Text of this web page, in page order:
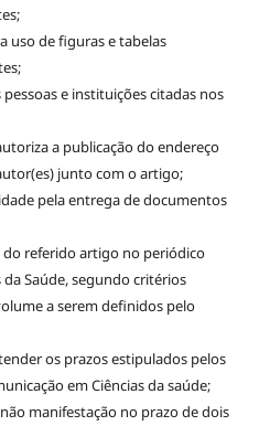
uso de figuras e tabelas
e instituições citadas nos
a publicação do endereço
junto com o artigo;
pela entrega de documentos
referido artigo no periódico
Saúde, segundo critérios
a serem definidos pelo
os prazos estipulados pelos
em Ciências da saúde;
manifestação no prazo de dois